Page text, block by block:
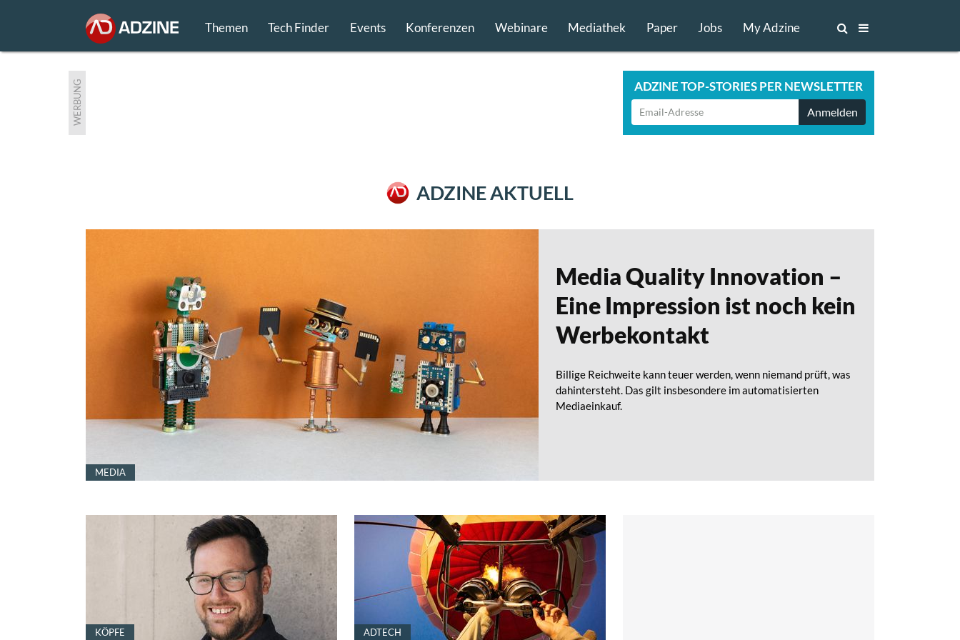
Themen Tech Finder Events Konferenzen Webinare Mediathek Paper Jobs My Adzine
WERBUNG ADZINE TOP-STORIES PER NEWSLETTER
Anmelden
ADZINE AKTUELL
MEDIA
Media Quality Innovation –
Eine Impression ist noch kein
Werbekontakt
Billige Reichweite kann teuer werden, wenn niemand prüft, was
dahintersteht. Das gilt insbesondere im automatisierten
Mediaeinkauf.
KÖPFE ADTECH